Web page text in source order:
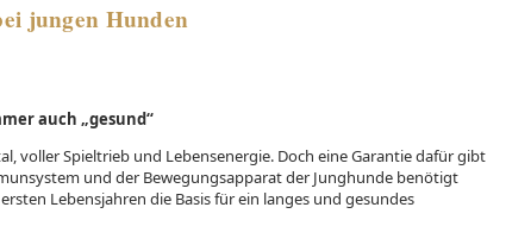
jungen Hunden
auch „gesund“
voller Spieltrieb und Lebensenergie. Doch eine Garantie dafür gibt
und der Bewegungsapparat der Junghunde benötigt
Lebensjahren die Basis für ein langes und gesundes